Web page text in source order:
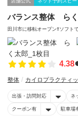
バランス整体 ら
田川市に移転オープン‼️ソフト
4.38
整体 カイロプラクティ
出張・訪問対応 ネ
クーポン有 駐車場